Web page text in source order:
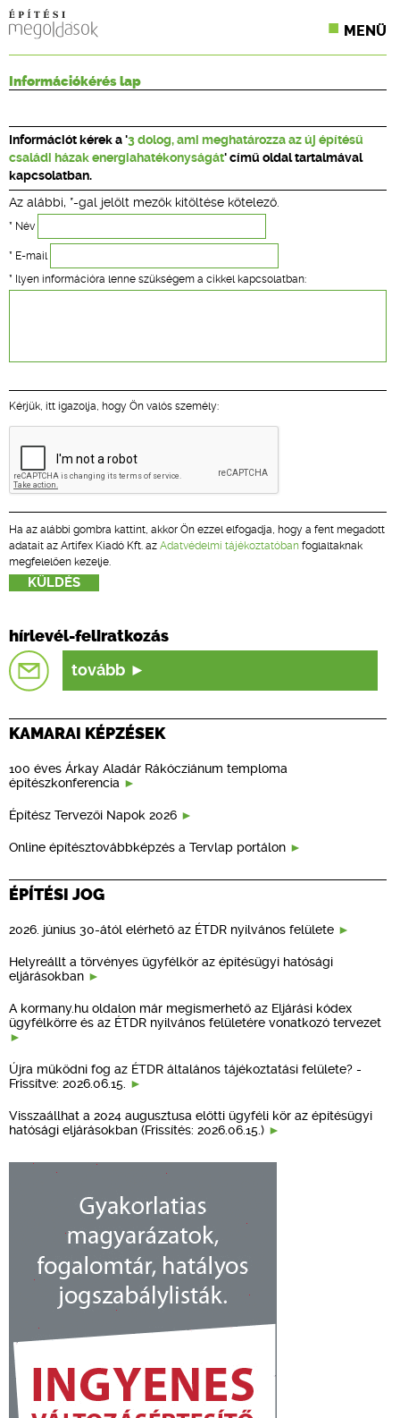
MENÜ
CPR TERMÉKKIÍRÁS
ÉPÍTÉSI JOG
TERVEZÉSI SEGÉDLETEK
Információkérés lap
Információt kérek a '3 dolog, ami meghatározza az új építésű
családi házak energiahatékonyságát' című oldal tartalmával
kapcsolatban.
Az alábbi, *-gal jelölt mezők kitöltése kötelező.
* Név
* E-mail
* Ilyen információra lenne szükségem a cikkel kapcsolatban:
Kérjük, itt igazolja, hogy Ön valós személy:
Ha az alábbi gombra kattint, akkor Ön ezzel elfogadja, hogy a fent megadott
adatait az Artifex Kiadó Kft. az Adatvédelmi tájékoztatóban foglaltaknak
megfelelően kezelje.
hírlevél-feliratkozás
tovább
KAMARAI KÉPZÉSEK
100 éves Árkay Aladár Rákócziánum temploma
építészkonferencia
Építész Tervezői Napok 2026
Online építésztovábbképzés a Tervlap portálon
ÉPÍTÉSI JOG
2026. június 30-ától elérhető az ÉTDR nyilvános felülete
Helyreállt a törvényes ügyfélkör az építésügyi hatósági
eljárásokban
A kormany.hu oldalon már megismerhető az Eljárási kódex
ügyfélkörre és az ÉTDR nyilvános felületére vonatkozó tervezet
Újra működni fog az ÉTDR általános tájékoztatási felülete? -
Frissítve: 2026.06.15.
Visszaállhat a 2024 augusztusa előtti ügyféli kör az építésügyi
hatósági eljárásokban (Frissítés: 2026.06.15.)